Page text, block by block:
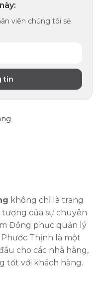
viên chúng tôi sẽ
không chỉ là trang
tượng của sự chuyên
Đồng phục quản lý
Thịnh là một
cho các nhà hàng,
tốt với khách hàng.